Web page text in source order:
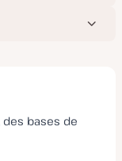
bases de